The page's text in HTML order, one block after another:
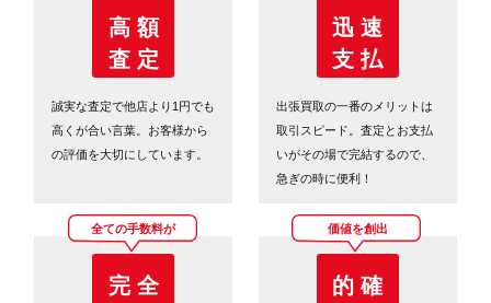
高 額
査 定
誠実な査定で他店より1円でも
高くが合い言葉。お客様から
の評価を大切にしています。
迅 速
支 払
出張買取の一番のメリットは
取引スピード。査定とお支払
いがその場で完結するので、
急ぎの時に便利！
全ての手数料が
完 全
価値を創出
的 確